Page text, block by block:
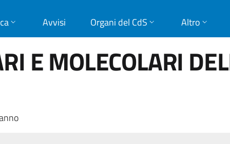
Avvisi Organi del CdS Altro
E MOLECOLARI